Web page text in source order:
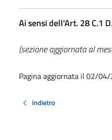
Ai sensi dell'Art. 28 C.1
(sezione aggiornata al
Pagina aggiornata il 02/
Indietro